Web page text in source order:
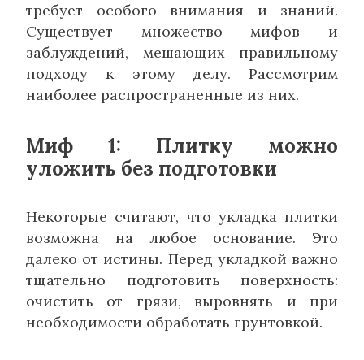
требует особого внимания и знаний.
Существует множество мифов и
заблуждений, мешающих правильному
подходу к этому делу. Рассмотрим
наиболее распространенные из них.
Миф 1: Плитку можно
уложить без подготовки
Некоторые считают, что укладка плитки
возможна на любое основание. Это
далеко от истины. Перед укладкой важно
тщательно подготовить поверхность:
очистить от грязи, выровнять и при
необходимости обработать грунтовкой.